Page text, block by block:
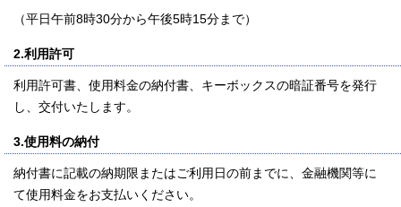
（平日午前8時30分から午後5時15分まで）
2.利用許可
利用許可書、使用料金の納付書、キーボックスの暗証番号を発行
し、交付いたします。
3.使用料の納付
納付書に記載の納期限またはご利用日の前までに、金融機関等に
て使用料金をお支払いください。